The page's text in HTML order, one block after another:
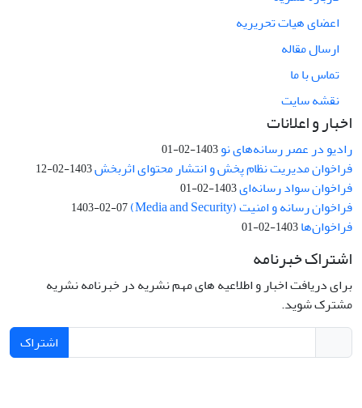
اعضای هیات تحریریه
ارسال مقاله
تماس با ما
نقشه سایت
اخبار و اعلانات
رادیو در عصر رسانه‌های نو1403-02-01
فراخوان مدیریت نظام پخش و انتشار محتوای اثربخش1403-02-12
فراخوان سواد رسانه‌ای1403-02-01
فراخوان رسانه و امنیت (Media and Security) 1403-02-07
فراخوان‌ها1403-02-01
اشتراک خبرنامه
برای دریافت اخبار و اطلاعیه های مهم نشریه در خبرنامه نشریه
مشترک شوید.
اشتراک